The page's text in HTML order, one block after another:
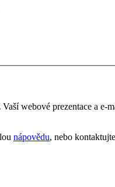
webové prezentace a
nápovědu, nebo kontaktujte